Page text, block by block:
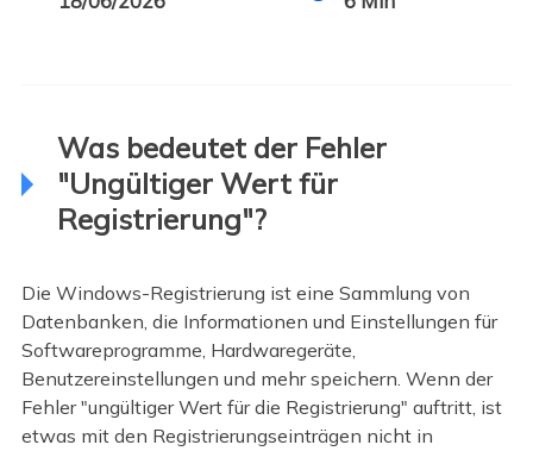
Was bedeutet der Fehler
"Ungültiger Wert für
Registrierung"?
Die Windows-Registrierung ist eine Sammlung von
Datenbanken, die Informationen und Einstellungen für
Softwareprogramme, Hardwaregeräte,
Benutzereinstellungen und mehr speichern. Wenn der
Fehler "ungültiger Wert für die Registrierung" auftritt, ist
etwas mit den Registrierungseinträgen nicht in